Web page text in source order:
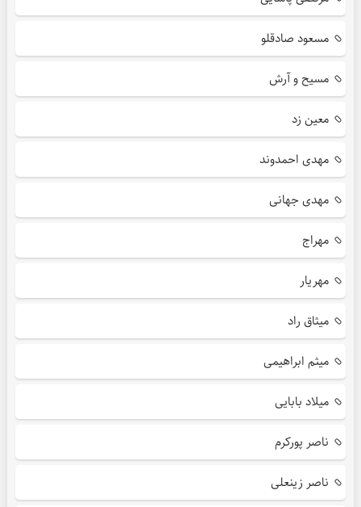
مسعود صادقلو
مسیح و آرش
معین زد
مهدی احمدوند
مهدی جهانی
مهراج
مهریار
میثاق راد
میثم ابراهیمی
میلاد بابایی
ناصر پورکرم
ناصر زینعلی